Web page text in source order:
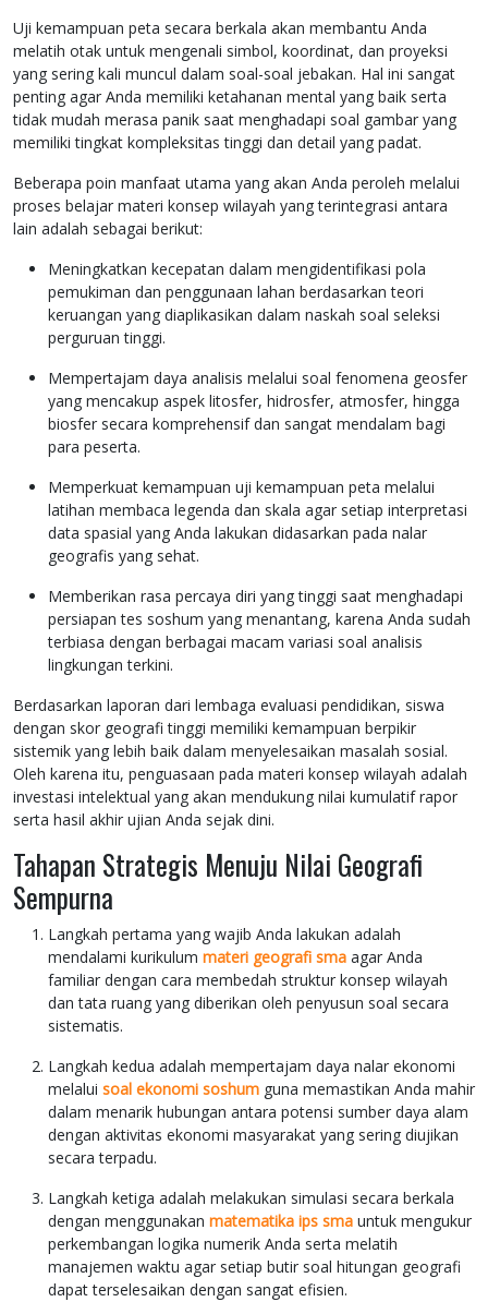
Uji kemampuan peta secara berkala akan membantu Anda
melatih otak untuk mengenali simbol, koordinat, dan proyeksi
yang sering kali muncul dalam soal-soal jebakan. Hal ini sangat
penting agar Anda memiliki ketahanan mental yang baik serta
tidak mudah merasa panik saat menghadapi soal gambar yang
memiliki tingkat kompleksitas tinggi dan detail yang padat.
Beberapa poin manfaat utama yang akan Anda peroleh melalui
proses belajar materi konsep wilayah yang terintegrasi antara
lain adalah sebagai berikut:
Meningkatkan kecepatan dalam mengidentifikasi pola
pemukiman dan penggunaan lahan berdasarkan teori
keruangan yang diaplikasikan dalam naskah soal seleksi
perguruan tinggi.
Mempertajam daya analisis melalui soal fenomena geosfer
yang mencakup aspek litosfer, hidrosfer, atmosfer, hingga
biosfer secara komprehensif dan sangat mendalam bagi
para peserta.
Memperkuat kemampuan uji kemampuan peta melalui
latihan membaca legenda dan skala agar setiap interpretasi
data spasial yang Anda lakukan didasarkan pada nalar
geografis yang sehat.
Memberikan rasa percaya diri yang tinggi saat menghadapi
persiapan tes soshum yang menantang, karena Anda sudah
terbiasa dengan berbagai macam variasi soal analisis
lingkungan terkini.
Berdasarkan laporan dari lembaga evaluasi pendidikan, siswa
dengan skor geografi tinggi memiliki kemampuan berpikir
sistemik yang lebih baik dalam menyelesaikan masalah sosial.
Oleh karena itu, penguasaan pada materi konsep wilayah adalah
investasi intelektual yang akan mendukung nilai kumulatif rapor
serta hasil akhir ujian Anda sejak dini.
Tahapan Strategis Menuju Nilai Geografi
Sempurna
Langkah pertama yang wajib Anda lakukan adalah
mendalami kurikulum materi geografi sma agar Anda
familiar dengan cara membedah struktur konsep wilayah
dan tata ruang yang diberikan oleh penyusun soal secara
sistematis.
Langkah kedua adalah mempertajam daya nalar ekonomi
melalui soal ekonomi soshum guna memastikan Anda mahir
dalam menarik hubungan antara potensi sumber daya alam
dengan aktivitas ekonomi masyarakat yang sering diujikan
secara terpadu.
Langkah ketiga adalah melakukan simulasi secara berkala
dengan menggunakan matematika ips sma untuk mengukur
perkembangan logika numerik Anda serta melatih
manajemen waktu agar setiap butir soal hitungan geografi
dapat terselesaikan dengan sangat efisien.